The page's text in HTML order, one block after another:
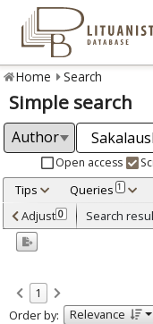
Home Search
Simple search
Open access
Tips Queries 1
Adjusted by criteria 0
Year
Refine
Scientific publications
Dissemination publications
Adjust 0 Search
1
Order by:
Relevance